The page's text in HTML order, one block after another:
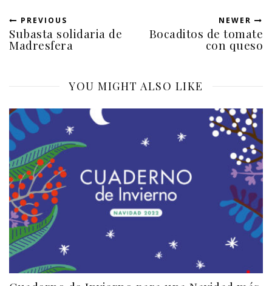
PREVIOUS
Subasta solidaria de
Madresfera
NEWER
Bocaditos de tomate
con queso
YOU MIGHT ALSO LIKE